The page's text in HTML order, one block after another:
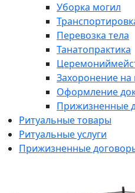
Уборка могил
Перевозка тела
Танатопрактика
Захоронение на
Оформление
Прижизненные
Ритуальные товары
Ритуальные услуги
Прижизненные